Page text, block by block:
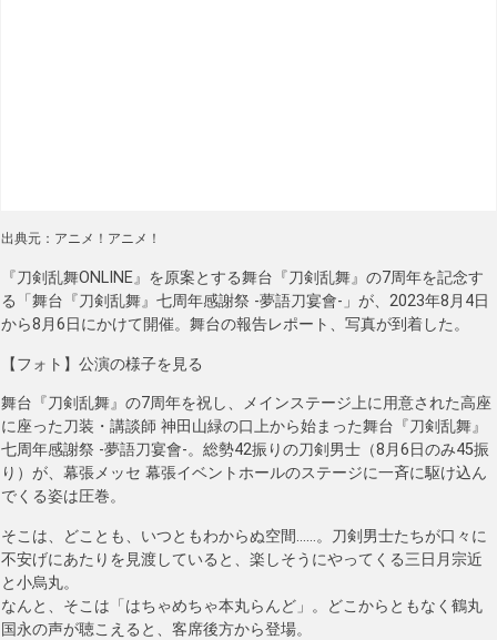
出典元：アニメ！アニメ！
『刀剣乱舞ONLINE』を原案とする舞台『刀剣乱舞』の7周年を記念す
る「舞台『刀剣乱舞』七周年感謝祭 -夢語刀宴會-」が、2023年8月4日
から8月6日にかけて開催。舞台の報告レポート、写真が到着した。
【フォト】公演の様子を見る
舞台『刀剣乱舞』の7周年を祝し、メインステージ上に用意された高座
に座った刀装・講談師 神田山緑の口上から始まった舞台『刀剣乱舞』
七周年感謝祭 -夢語刀宴會-。総勢42振りの刀剣男士（8月6日のみ45振
り）が、幕張メッセ 幕張イベントホールのステージに一斉に駆け込ん
でくる姿は圧巻。
そこは、どことも、いつともわからぬ空間……。刀剣男士たちが口々に
不安げにあたりを見渡していると、楽しそうにやってくる三日月宗近
と小烏丸。
なんと、そこは「はちゃめちゃ本丸らんど」。どこからともなく鶴丸
国永の声が聴こえると、客席後方から登場。